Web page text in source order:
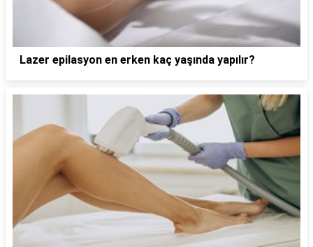
Lazer epilasyon en erken kaç yaşında yapılır?